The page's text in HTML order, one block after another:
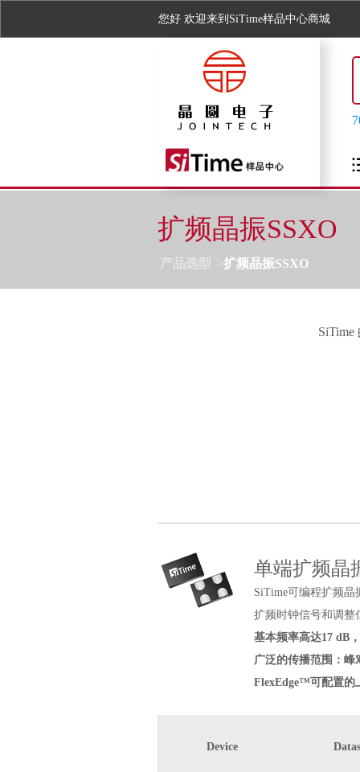
您好 欢迎来到SiTime样品中心商城
扩频晶振SSXO
产品选型 扩频晶振SSXO
单端扩频晶
SiTime可编程扩频
扩频时钟信号和调整
基本频率高达17 dB
广泛的传播范围：峰
FlexEdge™可配置的
Device